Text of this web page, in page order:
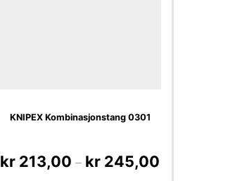
KNIPEX Kombinasjonstang 0301
kr 213,00 – kr 245,00